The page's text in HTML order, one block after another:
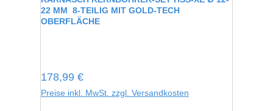
22 MM  8-TEILIG MIT GOLD-TECH
OBERFLÄCHE
Regulärer Preis:
178,99 €
Preise inkl. MwSt. zzgl. Versandkosten